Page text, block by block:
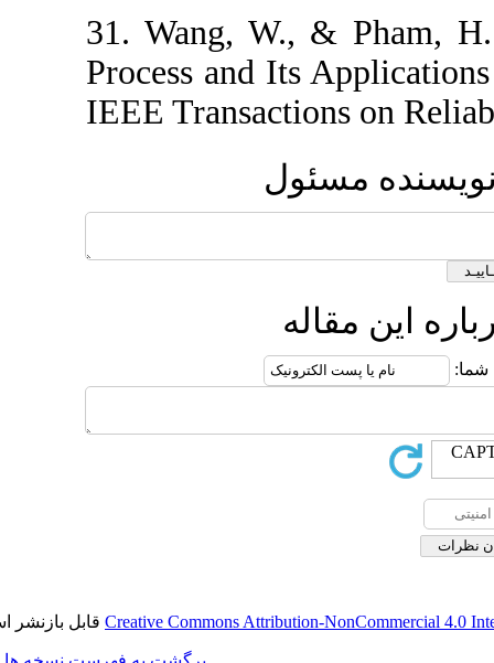
31. Wang, W.,
Process and Its
IEEE
Creative Commons Attribution-قابل بازنشر است.